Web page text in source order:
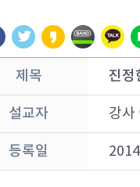
제목 진정
설교자 강사
등록일